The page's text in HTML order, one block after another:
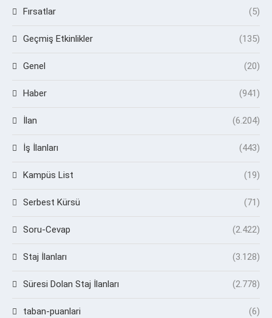
Fırsatlar (5)
Geçmiş Etkinlikler (135)
Genel (20)
Haber (941)
İlan (6.204)
İş İlanları (443)
Kampüs List (19)
Serbest Kürsü (71)
Soru-Cevap (2.422)
Staj İlanları (3.128)
Süresi Dolan Staj İlanları (2.778)
taban-puanlari (6)